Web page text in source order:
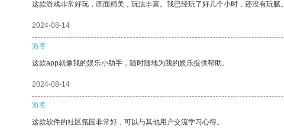
这款游戏非常好玩，画面精美，玩法丰富。我已经玩了好几个小时，还没有玩腻。
2024-08-14
游客
这款app就像我的娱乐小助手，随时随地为我的娱乐提供帮助。
2024-08-14
游客
这款软件的社区氛围非常好，可以与其他用户交流学习心得。